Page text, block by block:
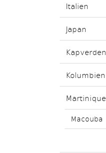
Italien
Japan
Kapverden
Kolumbien
Martinique
Macouba